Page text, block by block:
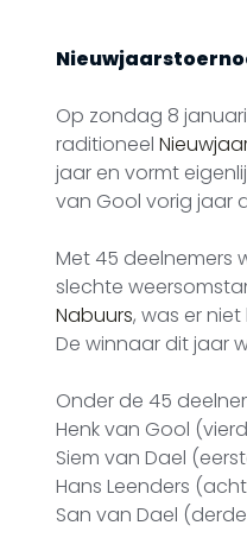
Op zondag 8
raditioneel
jaar en vormt
van Gool vorig jaar
Met 45 deelnemers
slechte
Nabuurs, was er niet
De winnaar dit jaar
Onder de 45
Henk van Gool
Siem van Dael
Hans Leenders
San van Dael